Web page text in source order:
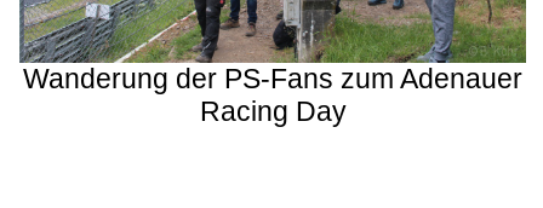
Wanderung der PS-Fans zum Adenauer
Racing Day